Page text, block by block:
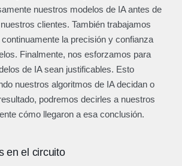
nuestros modelos de IA antes de
clientes. También trabajamos
la precisión y confianza
Finalmente, nos esforzamos para
de IA sean justificables. Esto
nuestros algoritmos de IA decidan o
podremos decirles a nuestros
cómo llegaron a esa conclusión.
en el circuito